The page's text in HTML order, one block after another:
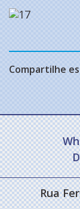
Compartilhe
Rua